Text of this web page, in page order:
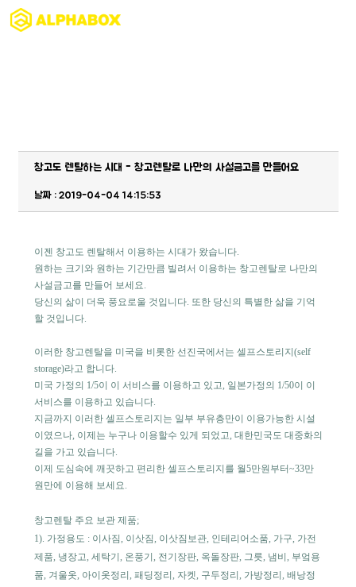
창고도 렌탈하는 시대 - 창고렌탈로 나만의 사설금고를 만들어요
날짜 : 2019-04-04 14:15:53
이젠 창고도 렌탈해서 이용하는 시대가 왔습니다.
원하는 크기와 원하는 기간만큼 빌려서 이용하는 창고렌탈로 나만의
사설금고를 만들어 보세요.
당신의 삶이 더욱 풍요로울 것입니다. 또한 당신의 특별한 삶을 기억
할 것입니다.
이러한 창고렌탈을 미국을 비롯한 선진국에서는 셀프스토리지(self
storage)라고 합니다.
미국 가정의 1/5이 이 서비스를 이용하고 있고, 일본가정의 1/50이 이
서비스를 이용하고 있습니다.
지금까지 이러한 셀프스토리지는 일부 부유층만이 이용가능한 시설
이였으나, 이제는 누구나 이용할수 있게 되었고, 대한민국도 대중화의
길을 가고 있습니다.
이제 도심속에 깨끗하고 편리한 셀프스토리지를 월5만원부터~33만
원만에 이용해 보세요.
창고렌탈 주요 보관 제품;
1). 가정용도 : 이사짐, 이삿짐, 이삿짐보관, 인테리어소품, 가구, 가전
제품, 냉장고, 세탁기, 온풍기, 전기장판, 옥돌장판, 그릇, 냄비, 부엌용
품, 겨울옷, 아이옷정리, 패딩정리, 자켓, 구두정리, 가방정리, 배낭정